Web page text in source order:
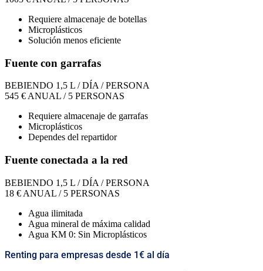
Requiere almacenaje de botellas
Microplásticos
Solución menos eficiente
Fuente con garrafas
BEBIENDO 1,5 L / DÍA / PERSONA
545 €ANUAL / 5 PERSONAS
Requiere almacenaje de garrafas
Microplásticos
Dependes del repartidor
Fuente conectada a la red
BEBIENDO 1,5 L / DÍA / PERSONA
18 € ANUAL / 5 PERSONAS
Agua ilimitada
Agua mineral de máxima calidad
Agua KM 0: Sin Microplásticos
Renting para empresas desde 1€ al día